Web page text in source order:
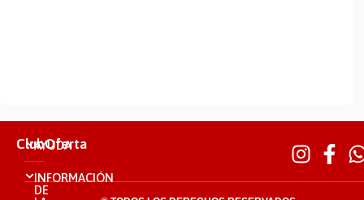
ClubOferta
AYUDA
INFORMACIÓN
DE